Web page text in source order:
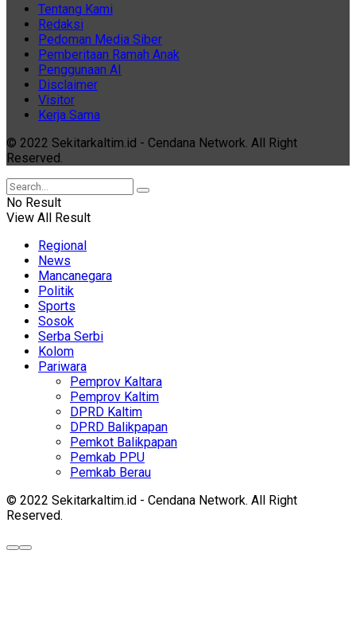
Tentang Kami
Redaksi
Pedoman Media Siber
Pemberitaan Ramah Anak
Penggunaan AI
Disclaimer
Visitor
Kerja Sama
© 2022 Sekitarkaltim.id - Cendana Network. All Right
Reserved.
No Result
View All Result
Regional
News
Mancanegara
Politik
Sports
Sosok
Serba Serbi
Kolom
Pariwara
Pemprov Kaltara
Pemprov Kaltim
DPRD Kaltim
DPRD Balikpapan
Pemkot Balikpapan
Pemkab PPU
Pemkab Berau
© 2022 Sekitarkaltim.id - Cendana Network. All Right
Reserved.